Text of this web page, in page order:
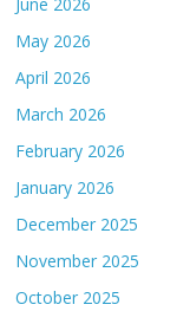
May 2026
April 2026
March 2026
February 2026
January 2026
December 2025
November 2025
October 2025